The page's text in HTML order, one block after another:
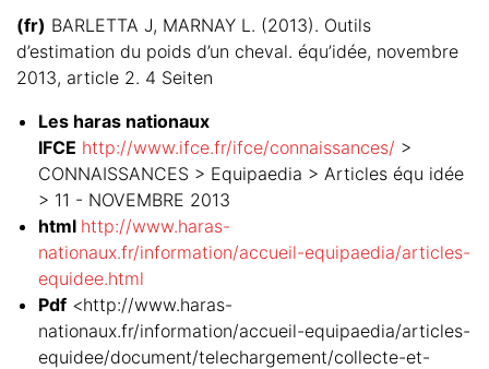
(fr) BARLETTA J, MARNAY L. (2013). Outils
d’estimation du poids d’un cheval. équ’idée, novembre
2013, article 2. 4 Seiten
Les haras nationaux
IFCE http://www.ifce.fr/ifce/connaissances/ >
CONNAISSANCES > Equipaedia > Articles équ idée
> 11 - NOVEMBRE 2013
html http://www.haras-
nationaux.fr/information/accueil-equipaedia/articles-
equidee.html
Pdf <http://www.haras-
nationaux.fr/information/accueil-equipaedia/articles-
equidee/document/telechargement/collecte-et-